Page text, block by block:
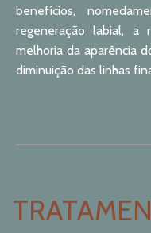
benefícios,
regeneração labial,
melhoria da aparência
diminuição das linhas